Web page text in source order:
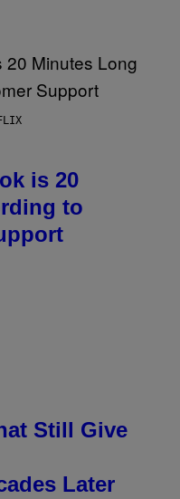
is 20
to
Still Give
Later